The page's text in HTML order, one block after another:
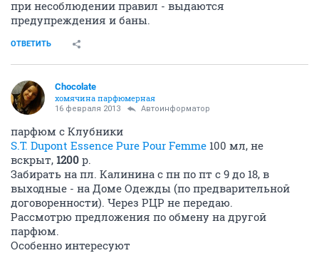
при несоблюдении правил - выдаются
предупреждения и баны.
ОТВЕТИТЬ
Chocolate
хомячина парфюмерная
16 февраля 2013 Автоинформатор
парфюм с Клубники
S.T. Dupont Essence Pure Pour Femme 100 мл, не
вскрыт, 1200 р.
Забирать на пл. Калинина с пн по пт с 9 до 18, в
выходные - на Доме Одежды (по предварительной
договоренности). Через РЦР не передаю.
Рассмотрю предложения по обмену на другой
парфюм.
Особенно интересуют